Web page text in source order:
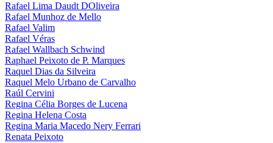
Rafael Lima Daudt DOliveira
Rafael Munhoz de Mello
Rafael Valim
Rafael Véras
Rafael Wallbach Schwind
Raphael Peixoto de P. Marques
Raquel Dias da Silveira
Raquel Melo Urbano de Carvalho
Raúl Cervini
Regina Célia Borges de Lucena
Regina Helena Costa
Regina Maria Macedo Nery Ferrari
Renata Peixoto